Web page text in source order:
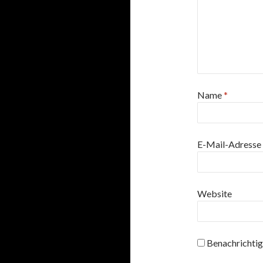
Name*
E-Mail-Adresse
Website